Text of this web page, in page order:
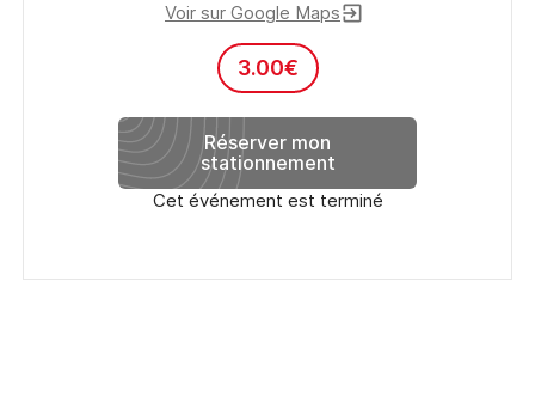
Voir sur Google Mapsexit_to_app
3.00€
Réserver mon
stationnement
Cet événement est terminé